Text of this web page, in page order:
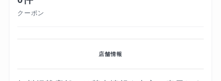
クーポン
店舗情報